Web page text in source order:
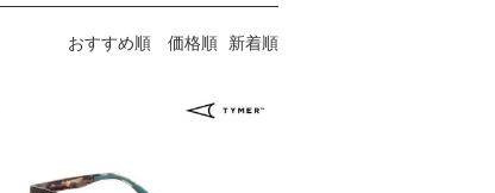
おすすめ順 価格順 新着順